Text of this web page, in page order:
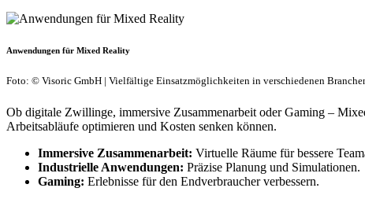
Anwendungen für Mixed Reality
Foto: © Visoric GmbH | Vielfältige Einsatzmöglichkeiten in verschiedenen
Ob digitale Zwillinge, immersive Zusammenarbeit oder Gaming –
Arbeitsabläufe optimieren und Kosten senken können.
Immersive Zusammenarbeit: Virtuelle Räume für bessere
Industrielle Anwendungen: Präzise Planung und Simulationen.
Gaming: Erlebnisse für den Endverbraucher verbessern.